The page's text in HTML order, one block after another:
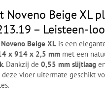
Noveno Beige XL
– Leisteen-
Beige XL is een
x 914 x 2,5 mm met een
. Dankzij de 0,55 mm slijtlaag
vloer uitermate geschikt